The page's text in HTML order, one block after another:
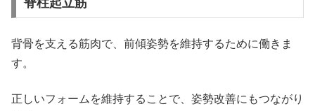
背骨を支える筋肉で、前傾姿勢を維持するために働きま
す。
正しいフォームを維持することで、姿勢改善にもつながり